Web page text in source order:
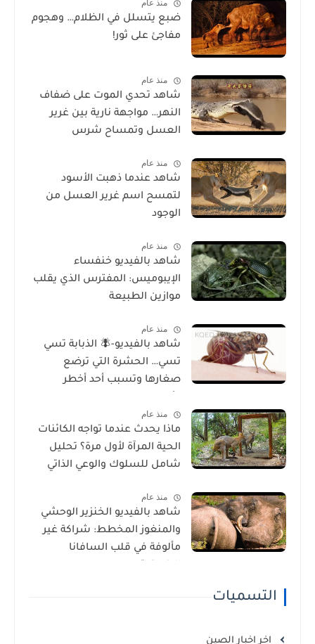
منذ عام
ضبع يتسلل في الظلام… وهجوم
مفاجئ على ثور!
منذ عام
شاهد تحدي الموت على ضفاف
النهر… مواجهة نارية بين غرير
العسل وتمساح شرس
منذ عام
شاهد عندما ذهبت الأسود
لتمسح اسم غرير العسل من
الوجود
منذ عام
شاهد بالفيديو خنفساء
الإيبوميس: المفترس الذي يقلب
موازين الطبيعة
منذ عام
شاهد بالفيديو-🪰 الذبابة تسي
تسي… الحشرة التي ترضع
صغارها وتسبب أحد أخطر
منذ عام
ماذا يحدث عندما تواجه الكائنات
الحية المرآة لأول مرة؟ تحليل
شامل للسلوك والوعي الذاتي
منذ عام
شاهد بالفيديو الخنزير الوحشي
والمنغوز المخطط: شراكة غير
مألوفة في قلب السافانا
التسميات
اخر اخبار الصين